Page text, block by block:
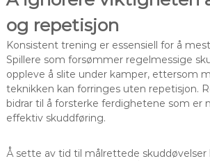
og repetisjon
Konsistent trening er essensiell for å
Spillere som forsømmer regelmessige
oppleve å slite under kamper, ettersom
teknikken kan forringes uten repetisjon.
bidrar til å forsterke ferdighetene som er
effektiv skuddføring.
Å sette av tid til målrettede skuddøvelser